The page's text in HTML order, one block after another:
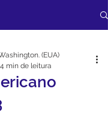
(EUA)
4 min de leitura